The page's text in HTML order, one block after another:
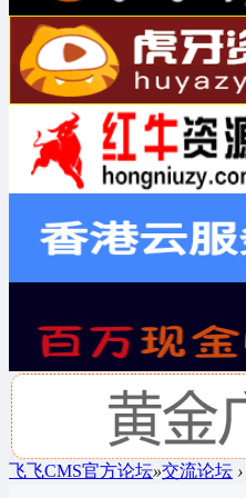
飞飞CMS官方论坛»交流论坛 ›